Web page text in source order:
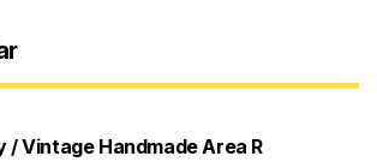
/ Vintage Handmade Area R